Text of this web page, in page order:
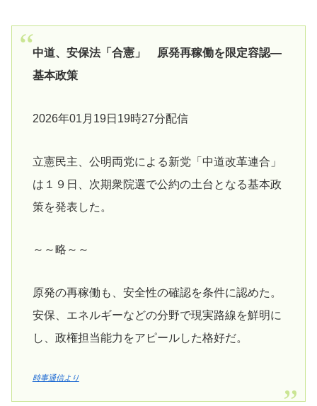
中道、安保法「合憲」 原発再稼働を限定容認―
基本政策
2026年01月19日19時27分配信
立憲民主、公明両党による新党「中道改革連合」
は１９日、次期衆院選で公約の土台となる基本政
策を発表した。
～～略～～
原発の再稼働も、安全性の確認を条件に認めた。
安保、エネルギーなどの分野で現実路線を鮮明に
し、政権担当能力をアピールした格好だ。
時事通信より